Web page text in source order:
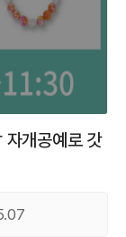
개공예로 갓